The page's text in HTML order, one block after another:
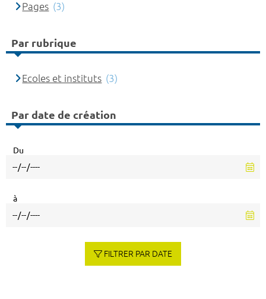
Pages (3)
Par rubrique
Ecoles et instituts (3)
Par date de création
Du
à
FILTRER PAR DATE